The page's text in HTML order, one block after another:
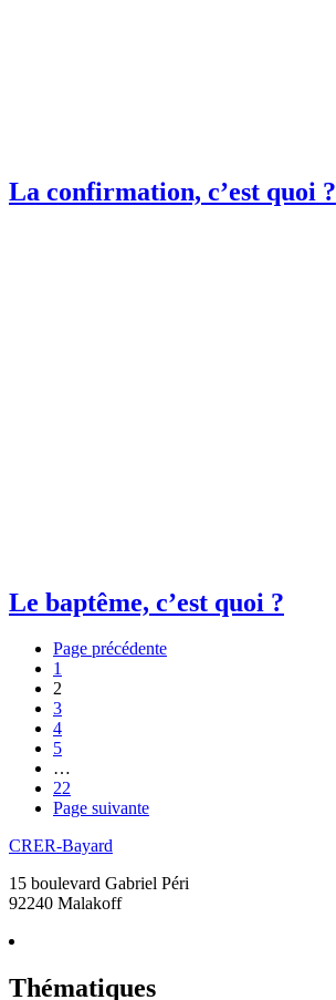
La confirmation, c’est quoi ?
Le baptême, c’est quoi ?
Page précédente
1
2
3
4
5
…
22
Page suivante
CRER-Bayard
15 boulevard Gabriel Péri
92240 Malakoff
Thématiques